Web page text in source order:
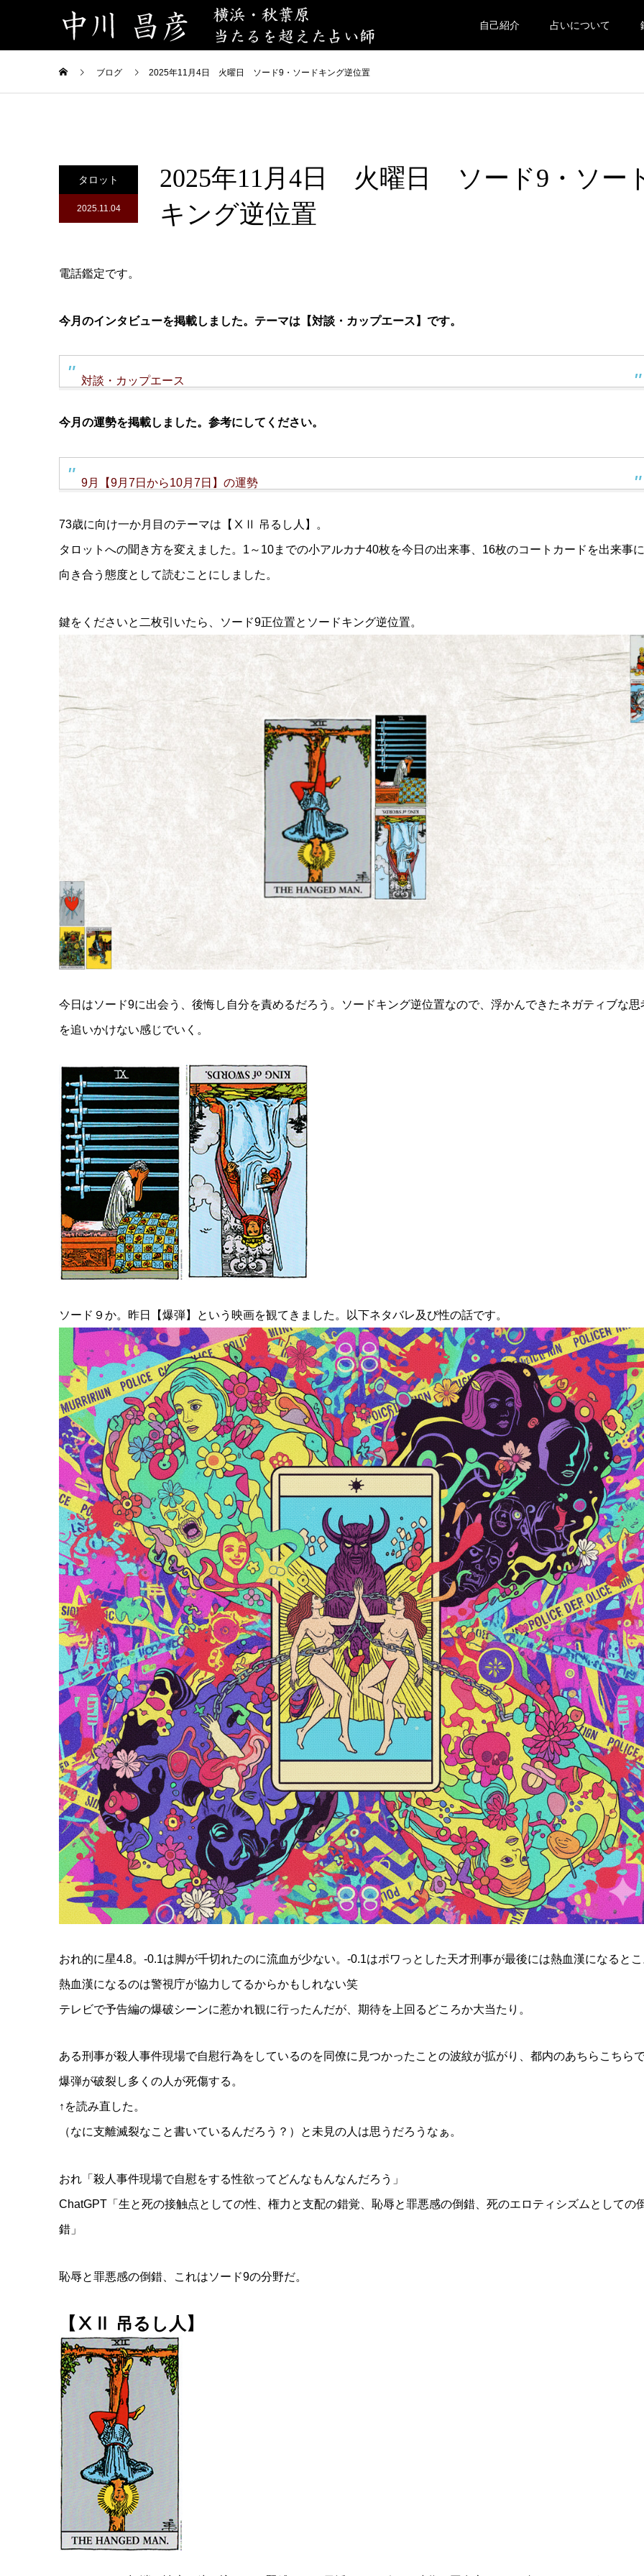
自己紹介 占いについて
ブログ 2025年11月4日 火曜日 ソード9・ソードキング逆位置
タロット
2025.11.04
2025年11月4日 火曜日 ソード9・ソー
キング逆位置
電話鑑定です。
今月のインタビューを掲載しました。テーマは【対談・カップエース】です。
対談・カップエース
今月の運勢を掲載しました。参考にしてください。
9月【9月7日から10月7日】の運勢
73歳に向け一か月目のテーマは【ⅩⅡ 吊るし人】。
タロットへの聞き方を変えました。1～10までの小アルカナ40枚を今日の出来事、16枚のコートカードを出来事に
向き合う態度として読むことにしました。
鍵をくださいと二枚引いたら、ソード9正位置とソードキング逆位置。
今日はソード9に出会う、後悔し自分を責めるだろう。ソードキング逆位置なので、浮かんできたネガティブな思
を追いかけない感じでいく。
ソード９か。昨日【爆弾】という映画を観てきました。以下ネタバレ及び性の話です。
おれ的に星4.8。-0.1は脚が千切れたのに流血が少ない。-0.1はポワっとした天才刑事が最後には熱血漢になると
熱血漢になるのは警視庁が協力してるからかもしれない笑
テレビで予告編の爆破シーンに惹かれ観に行ったんだが、期待を上回るどころか大当たり。
ある刑事が殺人事件現場で自慰行為をしているのを同僚に見つかったことの波紋が拡がり、都内のあちらこちら
爆弾が破裂し多くの人が死傷する。
↑を読み直した。
（なに支離滅裂なこと書いているんだろう？）と未見の人は思うだろうなぁ。
おれ「殺人事件現場で自慰をする性欲ってどんなもんなんだろう」
ChatGPT「生と死の接触点としての性、権力と支配の錯覚、恥辱と罪悪感の倒錯、死のエロティシズムとしての
錯」
恥辱と罪悪感の倒錯、これはソード9の分野だ。
【ⅩⅡ 吊るし人】